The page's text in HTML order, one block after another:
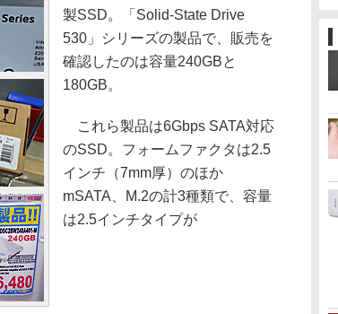
製SSD。「Solid-State Drive
530」シリーズの製品で、販売を
確認したのは容量240GBと
180GB。
これら製品は6Gbps SATA対応
のSSD。フォームファクタは2.5
インチ（7mm厚）のほか
mSATA、M.2の計3種類で、容量
は2.5インチタイプが